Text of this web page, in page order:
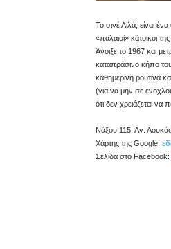
Το σινέ Λιλά, είναι
«παλαιοί» κάτοικοι
Άνοιξε το 1967 και
καταπράσινο κήπο
καθημερινή ρουτίνα
(για να μην σε
ότι δεν χρειάζεται να
Νάξου 115, Αγ.
Χάρτης της Google:
Σελίδα στο Facebook: